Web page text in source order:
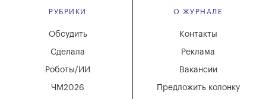
РУБРИКИ
Обсудить
Сделала
Роботы/ИИ
ЧМ2026
О ЖУРНАЛЕ
Вакансии
Реклама
Контакты
Предложить колонку